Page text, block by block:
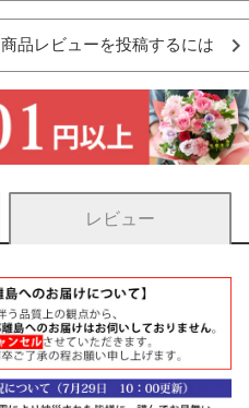
商品レビューを投稿するには
レビュー